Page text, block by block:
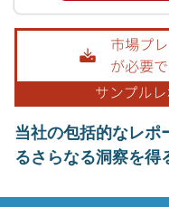
当社の包括的なレポ
るさらなる洞察を得